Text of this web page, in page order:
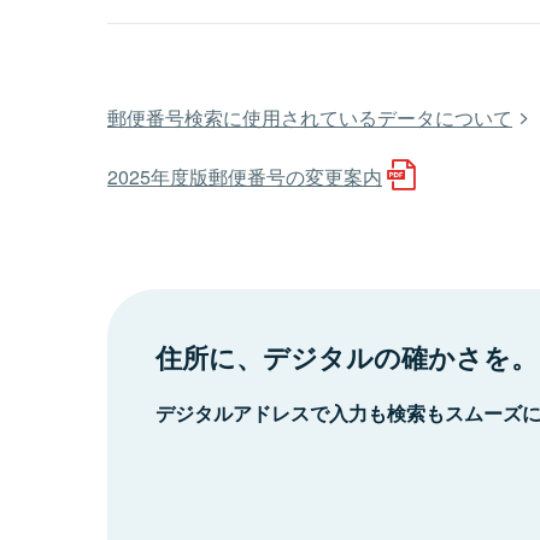
郵便番号検索に使用されているデータについて
2025年度版郵便番号の変更案内
住所に、デジタルの確かさを。
デジタルアドレスで入力も検索もスムーズ